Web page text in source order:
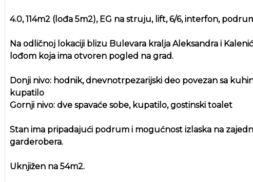
4.0, 114m2 (lođa 5m2), EG na struju, lift, 6/6, interfon,
Na odličnoj lokaciji blizu Bulevara kralja Aleksandra i
lođom koja ima otvoren pogled na grad.
Donji nivo: hodnik, dnevnotrpezarijski deo povezan sa
kupatilo
Gornji nivo: dve spavaće sobe, kupatilo, gostinski toalet
Stan ima pripadajući podrum i mogućnost izlaska na
garderobera.
Uknjižen na 54m2.